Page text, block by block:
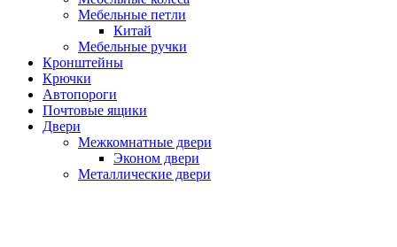
Мебельные петли
Китай
Мебельные ручки
Кронштейны
Крючки
Автопороги
Почтовые ящики
Двери
Межкомнатные двери
Эконом двери
Металлические двери